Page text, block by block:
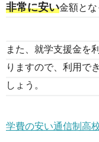
非常に安い金額とな
また、就学支援金を
りますので、利用で
しょう。
学費の安い通信制高